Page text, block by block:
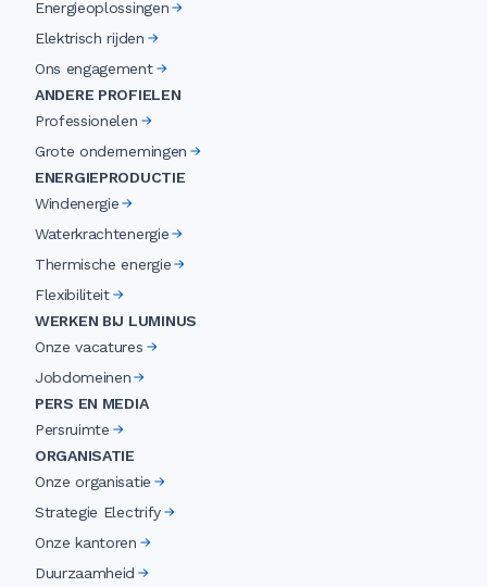
Energieoplossingen
Elektrisch rijden
Ons engagement
ANDERE PROFIELEN
Professionelen
Grote ondernemingen
ENERGIEPRODUCTIE
Windenergie
Waterkrachtenergie
Thermische energie
Flexibiliteit
WERKEN BIJ LUMINUS
Onze vacatures
Jobdomeinen
PERS EN MEDIA
Persruimte
ORGANISATIE
Onze organisatie
Strategie Electrify
Onze kantoren
Duurzaamheid